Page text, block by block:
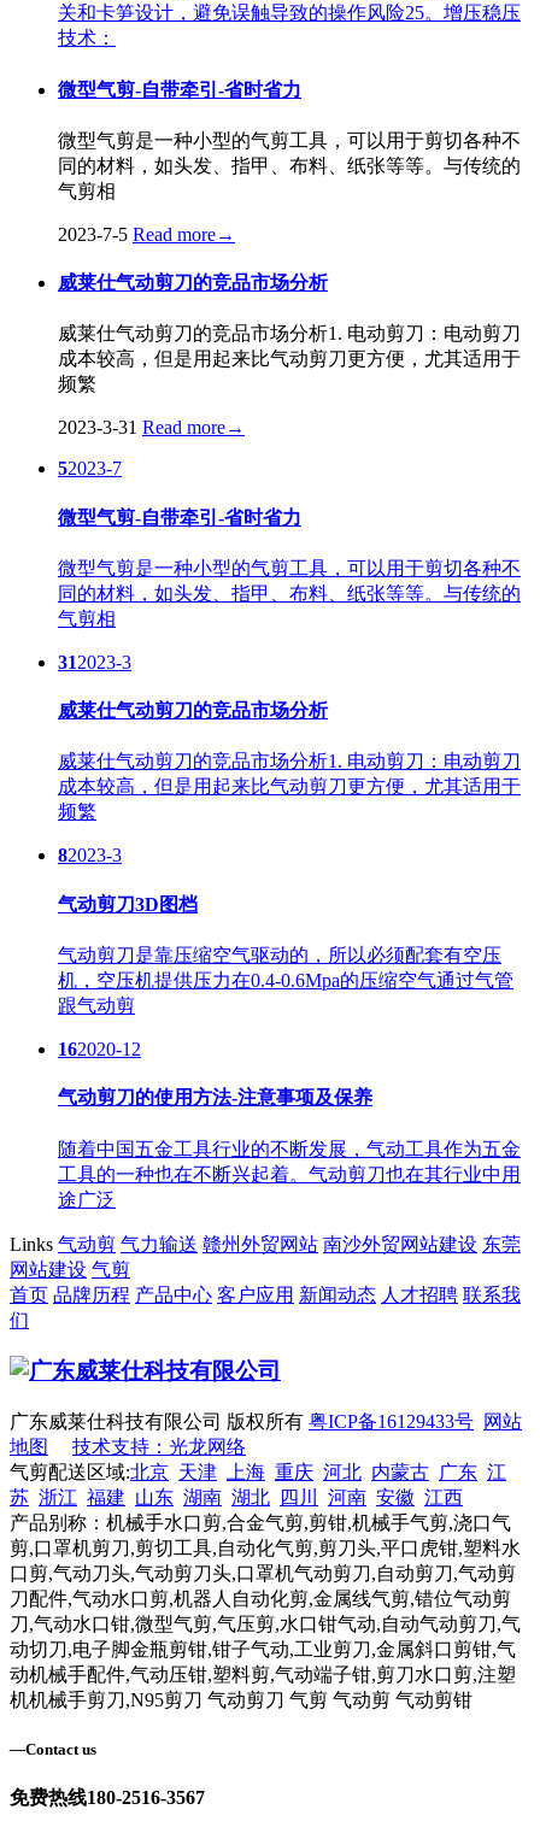
关和卡笋设计，避免误触导致的操作风险25。增压稳压
技术：
微型气剪-自带牵引-省时省力
微型气剪是一种小型的气剪工具，可以用于剪切各种不
同的材料，如头发、指甲、布料、纸张等等。与传统的
气剪相
2023-7-5 Read more→
威莱仕气动剪刀的竞品市场分析
威莱仕气动剪刀的竞品市场分析1. 电动剪刀：电动剪刀
成本较高，但是用起来比气动剪刀更方便，尤其适用于
频繁
2023-3-31 Read more→
52023-7
微型气剪-自带牵引-省时省力
微型气剪是一种小型的气剪工具，可以用于剪切各种不
同的材料，如头发、指甲、布料、纸张等等。与传统的
气剪相
312023-3
威莱仕气动剪刀的竞品市场分析
威莱仕气动剪刀的竞品市场分析1. 电动剪刀：电动剪刀
成本较高，但是用起来比气动剪刀更方便，尤其适用于
频繁
82023-3
气动剪刀3D图档
气动剪刀是靠压缩空气驱动的，所以必须配套有空压
机，空压机提供压力在0.4-0.6Mpa的压缩空气通过气管
跟气动剪
162020-12
气动剪刀的使用方法-注意事项及保养
随着中国五金工具行业的不断发展，气动工具作为五金
工具的一种也在不断兴起着。气动剪刀也在其行业中用
途广泛
Links 气动剪 气力输送 赣州外贸网站 南沙外贸网站建设 东莞
网站建设 气剪
首页 品牌历程 产品中心 客户应用 新闻动态 人才招聘 联系我
们
广东威莱仕科技有限公司 版权所有 粤ICP备16129433号 网站
地图
技术支持：光龙网络
气剪配送区域:北京 天津 上海 重庆 河北 内蒙古 广东 江
苏 浙江 福建 山东 湖南 湖北 四川 河南 安徽 江西
产品别称：机械手水口剪,合金气剪,剪钳,机械手气剪,浇口气
剪,口罩机剪刀,剪切工具,自动化气剪,剪刀头,平口虎钳,塑料水
口剪,气动刀头,气动剪刀头,口罩机气动剪刀,自动剪刀,气动剪
刀配件,气动水口剪,机器人自动化剪,金属线气剪,错位气动剪
刀,气动水口钳,微型气剪,气压剪,水口钳气动,自动气动剪刀,气
动切刀,电子脚金瓶剪钳,钳子气动,工业剪刀,金属斜口剪钳,气
动机械手配件,气动压钳,塑料剪,气动端子钳,剪刀水口剪,注塑
机机械手剪刀,N95剪刀 气动剪刀 气剪 气动剪 气动剪钳
—Contact us
免费热线180-2516-3567